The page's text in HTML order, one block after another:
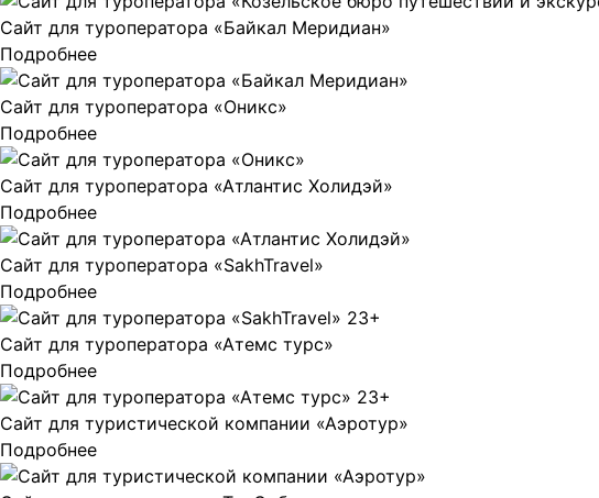
Сайт для туроператора «Байкал Меридиан»
Подробнее
Сайт для туроператора «Оникс»
Подробнее
Сайт для туроператора «Атлантис Холидэй»
Подробнее
Сайт для туроператора «SakhTravel»
Подробнее
Сайт для туроператора «Атемс турс»
Подробнее
Сайт для туристической компании «Аэротур»
Подробнее